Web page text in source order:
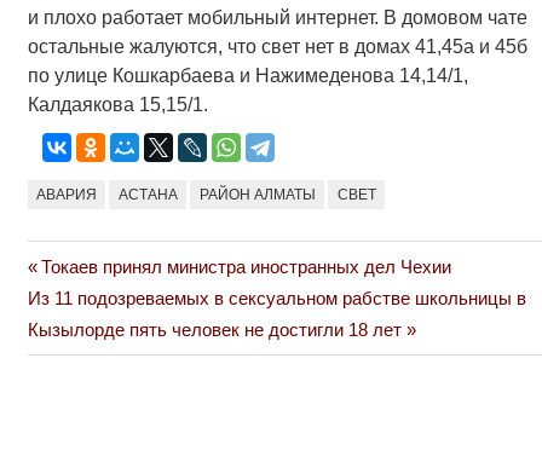
и плохо работает мобильный интернет. В домовом чате
остальные жалуются, что свет нет в домах 41,45а и 45б
по улице Кошкарбаева и Нажимеденова 14,14/1,
Калдаякова 15,15/1.
АВАРИЯ АСТАНА РАЙОН АЛМАТЫ СВЕТ
Навигация
по
Previous
Post:
Токаев принял министра иностранных дел Чехии
Next
Post:
Из 11 подозреваемых в сексуальном рабстве школьницы в
Кызылорде пять человек не достигли 18 лет